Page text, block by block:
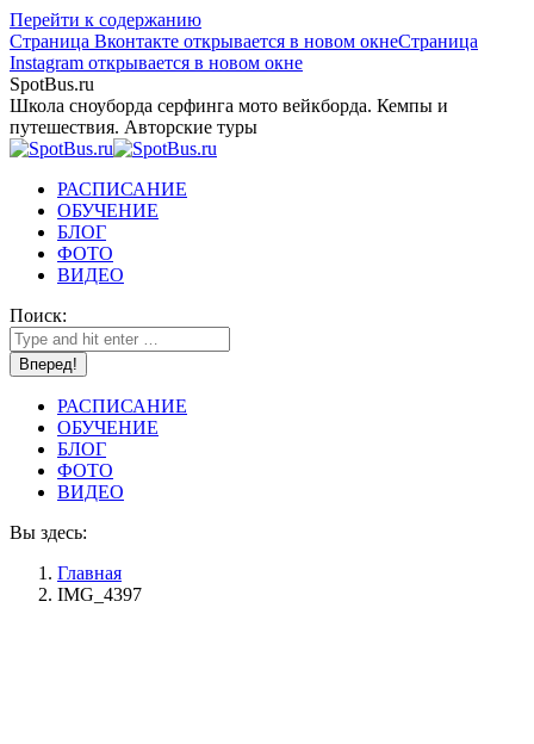
Перейти к содержанию
Страница Вконтакте открывается в новом окнеСтраница
Instagram открывается в новом окне
SpotBus.ru
Школа сноуборда серфинга мото вейкборда. Кемпы и
путешествия. Авторские туры
РАСПИСАНИЕ
ОБУЧЕНИЕ
БЛОГ
ФОТО
ВИДЕО
Поиск:
РАСПИСАНИЕ
ОБУЧЕНИЕ
БЛОГ
ФОТО
ВИДЕО
Вы здесь:
Главная
IMG_4397